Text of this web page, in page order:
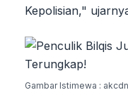
Kepolisian,"
Gambar Istimewa :